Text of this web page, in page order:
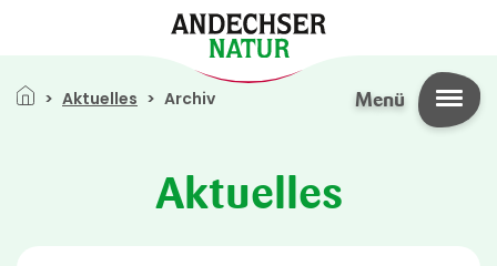
Menü
Pfadnavigation
Aktuelles Archiv
Aktuelles